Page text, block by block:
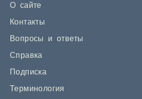
О сайте
Контакты
Вопросы и ответы
Справка
Подписка
Терминология